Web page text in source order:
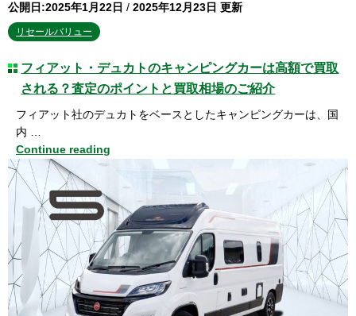
公開日:2025年1月22日 / 2025年12月23日 更新
リセールバリュー
フィアット・デュカトのキャンピングカーは高額で買取
される？査定のポイントと買取相場のご紹介
フィアット社のデュカトをベースとしたキャンピングカーは、国
内 …
Continue reading